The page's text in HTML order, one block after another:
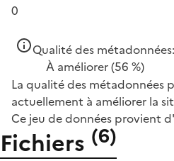
0
Qualité des métadonnées:
À améliorer(56 %)
La qualité des métadonnées
actuellement à améliorer la
Ce jeu de données provient
Fichiers (6)